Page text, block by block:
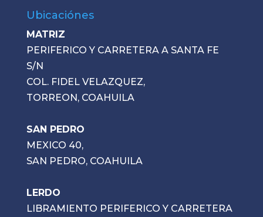
Ubicaciónes
MATRIZ
PERIFERICO Y CARRETERA A SANTA FE
S/N
COL. FIDEL VELAZQUEZ,
TORREON, COAHUILA
SAN PEDRO
MEXICO 40,
SAN PEDRO, COAHUILA
LERDO
LIBRAMIENTO PERIFERICO Y CARRETERA